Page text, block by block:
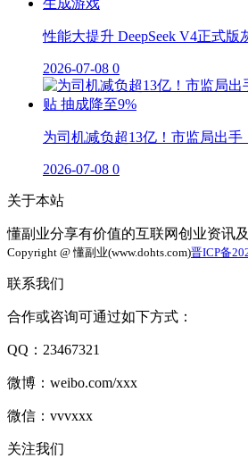
性能大提升 DeepSeek V4正式版
2026-07-08 0
为司机减负超13亿！市监局出
2026-07-08 0
关于本站
懂副业分享有价值的互联网创业资讯
Copyright @ 懂副业(www.dohts.com)晋ICP备
联系我们
合作或咨询可通过如下方式：
QQ：23467321
微博：weibo.com/xxx
微信：vvvxxx
关注我们